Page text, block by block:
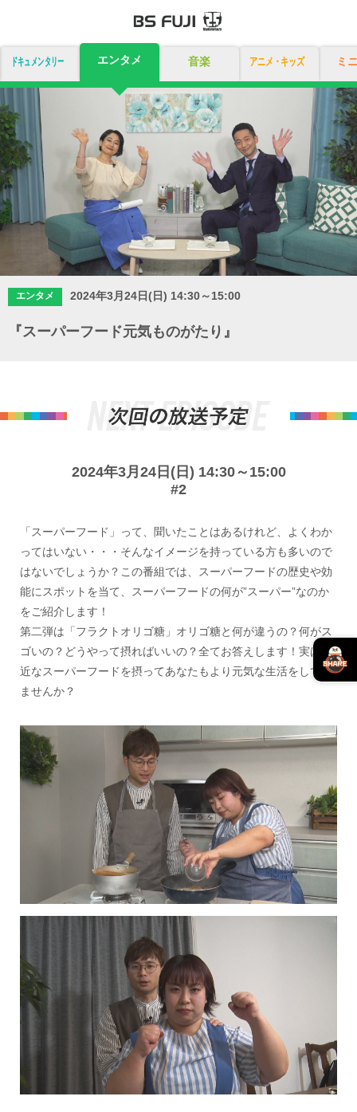
ドキュメンタリー エンタメ 音楽 アニメ・キッズ ミ
エンタメ 2024年3月24日(日) 14:30～15:00
『スーパーフード元気ものがたり』
2024年3月24日(日) 14:30～15:00
#2
「スーパーフード」って、聞いたことはあるけれど、よくわか
ってはいない・・・そんなイメージを持っている方も多いので
はないでしょうか？この番組では、スーパーフードの歴史や効
能にスポットを当て、スーパーフードの何が”スーパー”なのか
をご紹介します！
第二弾は「フラクトオリゴ糖」オリゴ糖と何が違うの？何がス
ゴいの？どうやって摂ればいいの？全てお答えします！実は身
近なスーパーフードを摂ってあなたもより元気な生活をしてみ
ませんか？